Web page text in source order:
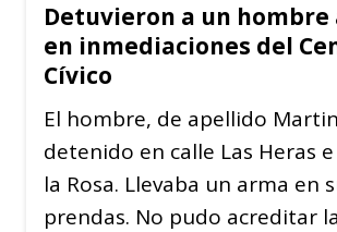
Detuvieron a un hombre
en inmediaciones del
Cívico
El hombre, de apellido
detenido en calle Las Heras
la Rosa. Llevaba un arma en
prendas. No pudo acreditar